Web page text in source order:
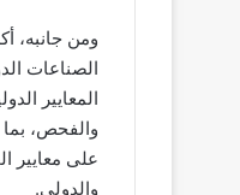
ومن جانبه،
الصناعات
المعايير
والفحص،
على معايير
والدولي.